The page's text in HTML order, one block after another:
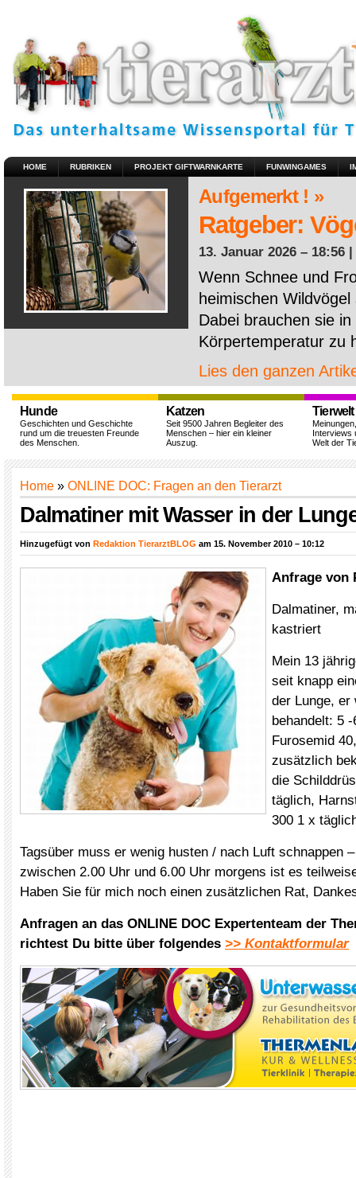
HOME RUBRIKEN PROJEKT GIFTWARNKARTE FUNWINGAMES
Aufgemerkt ! »
Ratgeber:
13. Januar 2026 – 18:56 |
Wenn Schnee und
heimischen
Dabei brauchen sie
Körpertemperatur zu
Lies den ganzen
Hunde
Geschichten und Geschichte
rund um die treuesten Freunde
des Menschen.
Katzen
Seit 9500 Jahren Begleiter des
Menschen – hier ein kleiner
Auszug.
Tierwelt
Interviews
Welt der
Home » ONLINE DOC: Fragen an den Tierarzt
Dalmatiner mit Wasser in der
Hinzugefügt von Redaktion TierarztBLOG am 15. November 2010 – 10:12
Anfrage von
Dalmatiner,
kastriert
Mein 13
seit knapp
der Lunge, er
behandelt: 5
Furosemid
zusätzlich
die
täglich,
300 1 x
Tagsüber muss er wenig husten / nach Luft schnappen
zwischen 2.00 Uhr und 6.00 Uhr morgens ist es
Haben Sie für mich noch einen zusätzlichen Rat,
Anfragen an das ONLINE DOC Expertenteam der
richtest Du bitte über folgendes >> Kontaktformular